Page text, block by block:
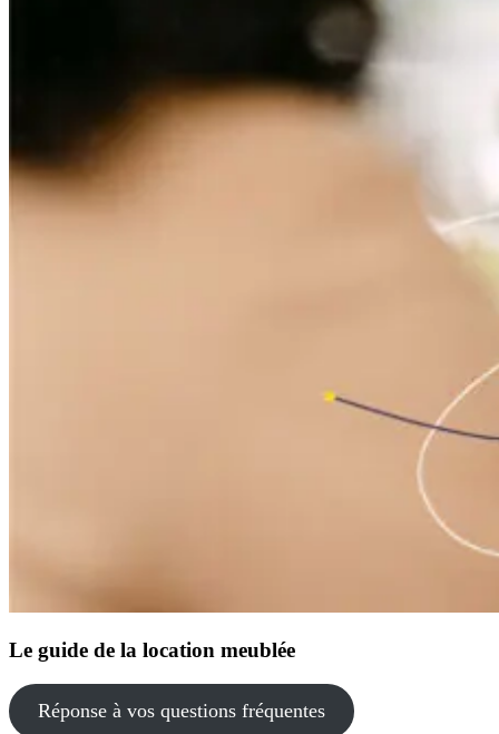
Le guide de la location meublée
Réponse à vos questions fréquentes